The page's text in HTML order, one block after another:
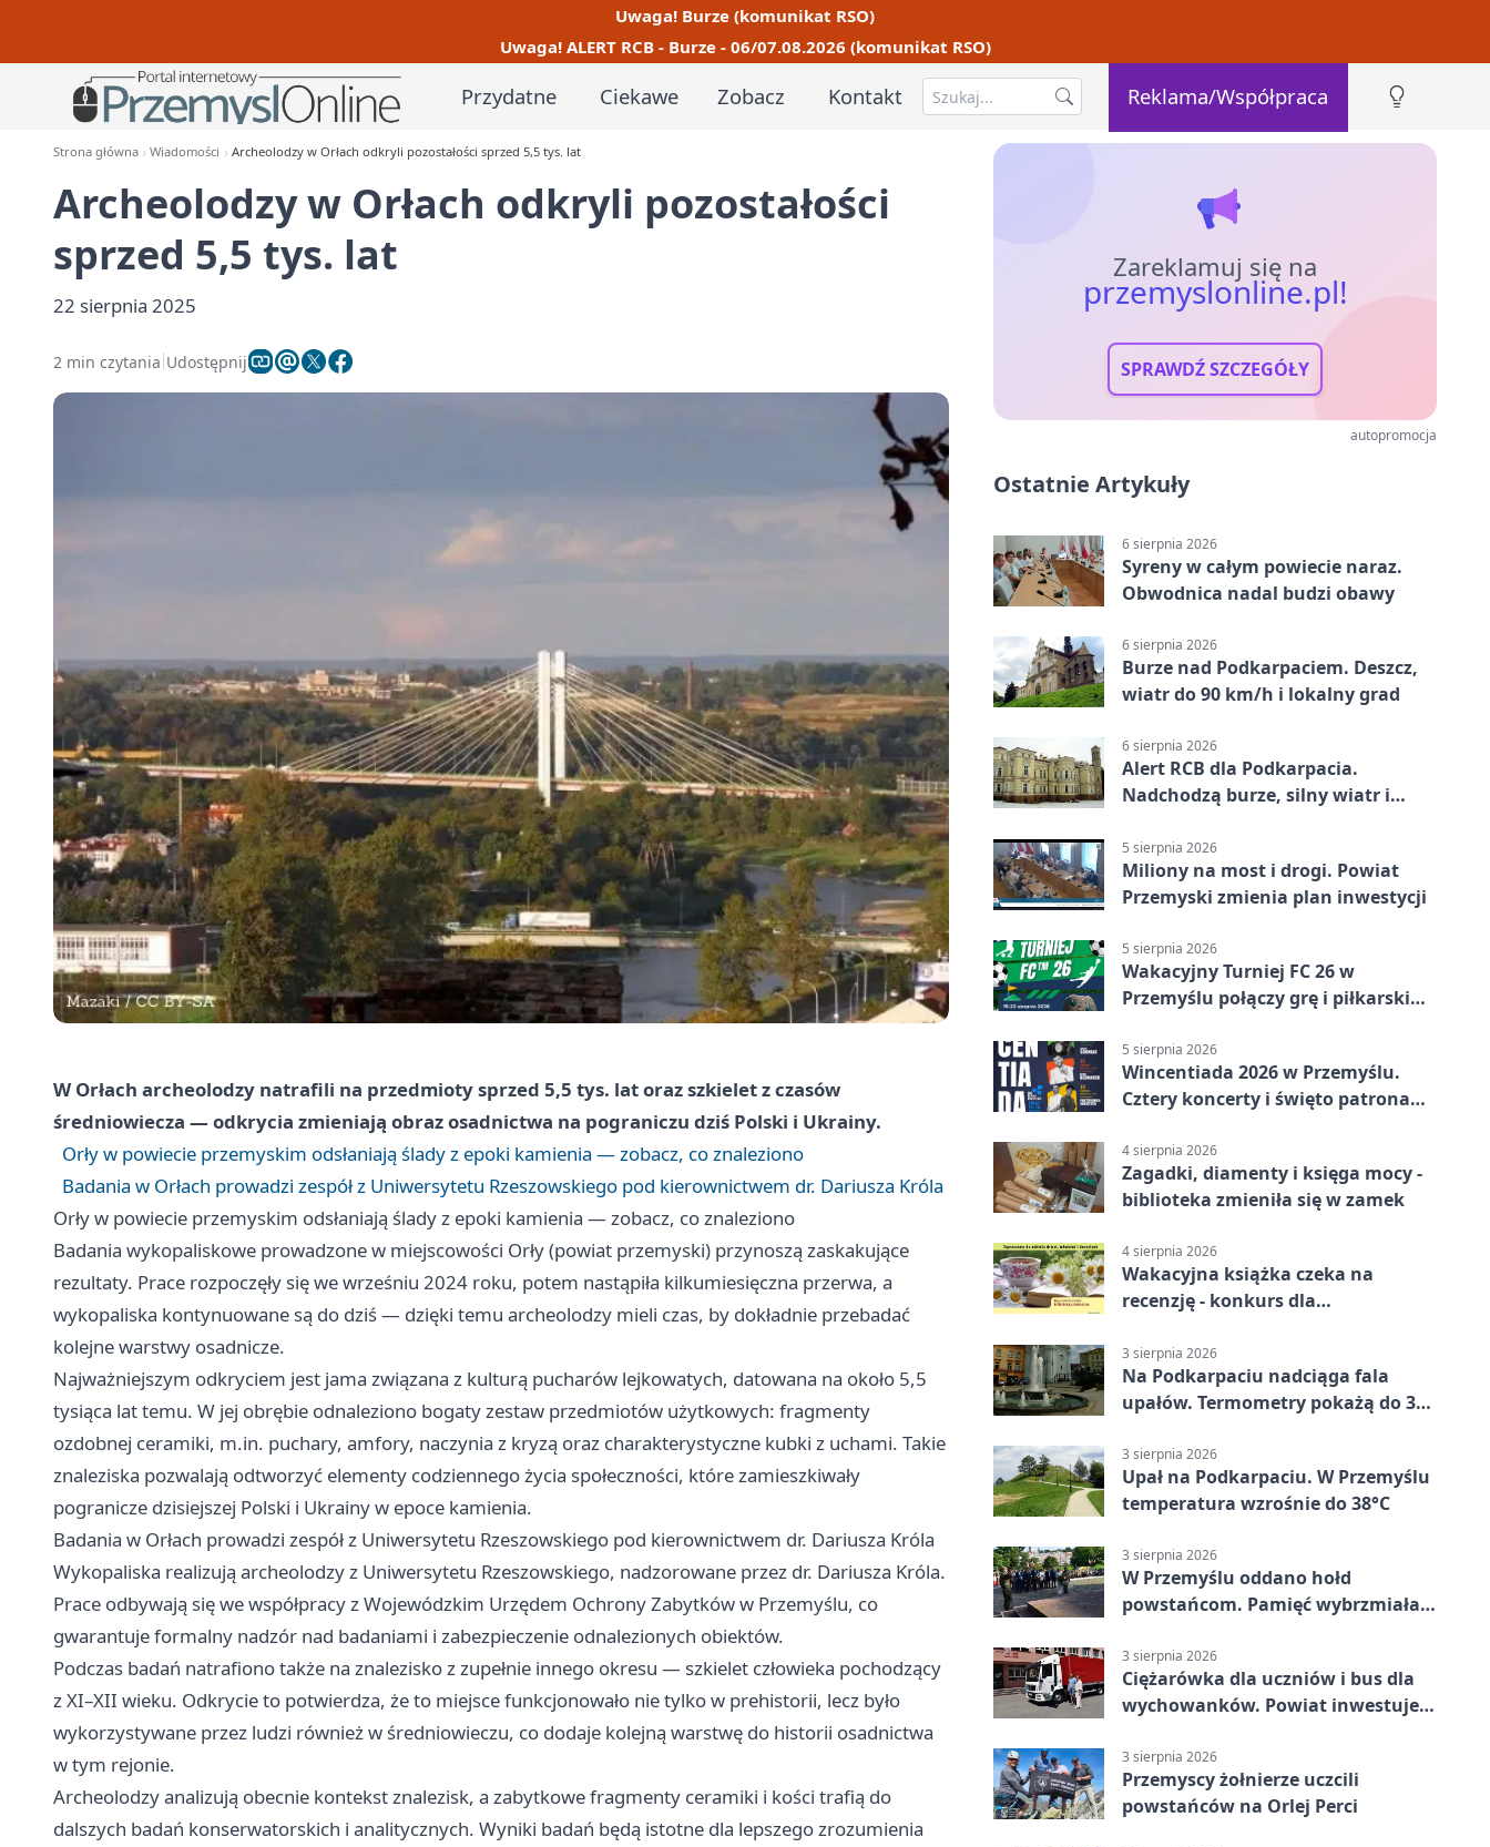
Uwaga! Burze (komunikat RSO)
Uwaga! ALERT RCB - Burze - 06/07.08.2026 (komunikat RSO)
Przydatne Ciekawe Zobacz Kontakt Reklama/Współpraca
Strona główna Wiadomości Archeolodzy w Orłach odkryli pozostałości sprzed 5,5 tys. lat
Archeolodzy w Orłach odkryli pozostałości
sprzed 5,5 tys. lat
22 sierpnia 2025
2 min czytania Udostępnij
W Orłach archeolodzy natrafili na przedmioty sprzed 5,5 tys. lat oraz szkielet z czasów
średniowiecza — odkrycia zmieniają obraz osadnictwa na pograniczu dziś Polski i Ukrainy.
Orły w powiecie przemyskim odsłaniają ślady z epoki kamienia — zobacz, co znaleziono
Badania w Orłach prowadzi zespół z Uniwersytetu Rzeszowskiego pod kierownictwem dr. Dariusza Króla
Orły w powiecie przemyskim odsłaniają ślady z epoki kamienia — zobacz, co znaleziono
Badania wykopaliskowe prowadzone w miejscowości Orły (powiat przemyski) przynoszą zaskakujące
rezultaty. Prace rozpoczęły się we wrześniu 2024 roku, potem nastąpiła kilkumiesięczna przerwa, a
wykopaliska kontynuowane są do dziś — dzięki temu archeolodzy mieli czas, by dokładnie przebadać
kolejne warstwy osadnicze.
Najważniejszym odkryciem jest jama związana z kulturą pucharów lejkowatych, datowana na około 5,5
tysiąca lat temu. W jej obrębie odnaleziono bogaty zestaw przedmiotów użytkowych: fragmenty
ozdobnej ceramiki, m.in. puchary, amfory, naczynia z kryzą oraz charakterystyczne kubki z uchami. Takie
znaleziska pozwalają odtworzyć elementy codziennego życia społeczności, które zamieszkiwały
pogranicze dzisiejszej Polski i Ukrainy w epoce kamienia.
Badania w Orłach prowadzi zespół z Uniwersytetu Rzeszowskiego pod kierownictwem dr. Dariusza Króla
Wykopaliska realizują archeolodzy z Uniwersytetu Rzeszowskiego, nadzorowane przez dr. Dariusza Króla.
Prace odbywają się we współpracy z Wojewódzkim Urzędem Ochrony Zabytków w Przemyślu, co
gwarantuje formalny nadzór nad badaniami i zabezpieczenie odnalezionych obiektów.
Podczas badań natrafiono także na znalezisko z zupełnie innego okresu — szkielet człowieka pochodzący
z XI–XII wieku. Odkrycie to potwierdza, że to miejsce funkcjonowało nie tylko w prehistorii, lecz było
wykorzystywane przez ludzi również w średniowieczu, co dodaje kolejną warstwę do historii osadnictwa
w tym rejonie.
Archeolodzy analizują obecnie kontekst znalezisk, a zabytkowe fragmenty ceramiki i kości trafią do
dalszych badań konserwatorskich i analitycznych. Wyniki badań będą istotne dla lepszego zrozumienia
Zareklamuj się na
przemyslonline.pl!
SPRAWDŹ SZCZEGÓŁY
autopromocja
Ostatnie Artykuły
6 sierpnia 2026
Syreny w całym powiecie naraz.
Obwodnica nadal budzi obawy
6 sierpnia 2026
Burze nad Podkarpaciem. Deszcz,
wiatr do 90 km/h i lokalny grad
6 sierpnia 2026
Alert RCB dla Podkarpacia.
Nadchodzą burze, silny wiatr i
5 sierpnia 2026
Miliony na most i drogi. Powiat
Przemyski zmienia plan inwestycji
5 sierpnia 2026
Wakacyjny Turniej FC 26 w
Przemyślu połączy grę i piłkarski
5 sierpnia 2026
Wincentiada 2026 w Przemyślu.
Cztery koncerty i święto patrona
4 sierpnia 2026
Zagadki, diamenty i księga mocy -
biblioteka zmieniła się w zamek
4 sierpnia 2026
Wakacyjna książka czeka na
recenzję - konkurs dla
3 sierpnia 2026
Na Podkarpaciu nadciąga fala
upałów. Termometry pokażą do 36
3 sierpnia 2026
Upał na Podkarpaciu. W Przemyślu
temperatura wzrośnie do 38°C
3 sierpnia 2026
W Przemyślu oddano hołd
powstańcom. Pamięć wybrzmiała
3 sierpnia 2026
Ciężarówka dla uczniów i bus dla
wychowanków. Powiat inwestuje
3 sierpnia 2026
Przemyscy żołnierze uczcili
powstańców na Orlej Perci